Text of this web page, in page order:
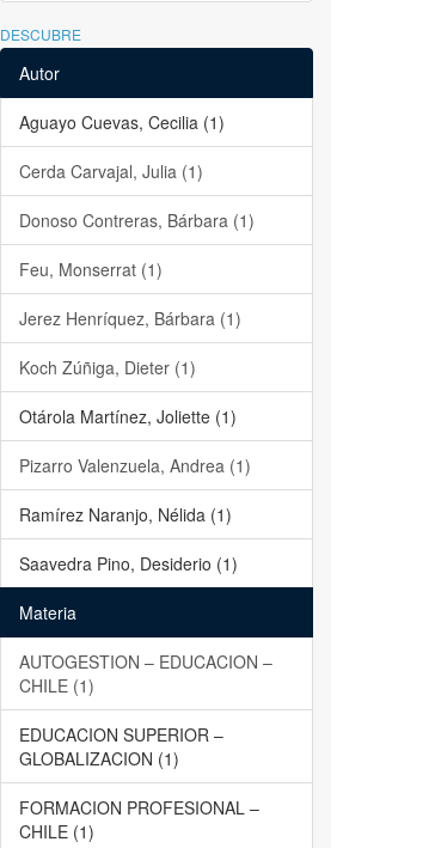
DESCUBRE
Autor
Aguayo Cuevas, Cecilia (1)
Cerda Carvajal, Julia (1)
Donoso Contreras, Bárbara (1)
Feu, Monserrat (1)
Jerez Henríquez, Bárbara (1)
Koch Zúñiga, Dieter (1)
Otárola Martínez, Joliette (1)
Pizarro Valenzuela, Andrea (1)
Ramírez Naranjo, Nélida (1)
Saavedra Pino, Desiderio (1)
Materia
AUTOGESTION – EDUCACION –
CHILE (1)
EDUCACION SUPERIOR –
GLOBALIZACION (1)
FORMACION PROFESIONAL –
CHILE (1)